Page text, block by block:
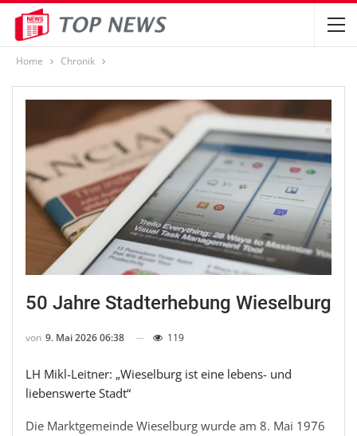
Home Chronik
50 Jahre Stadterhebung Wieselburg
von 9. Mai 2026 06:38 119
LH Mikl-Leitner: „Wieselburg ist eine lebens- und
liebenswerte Stadt“
Die Marktgemeinde Wieselburg wurde am 8. Mai 1976